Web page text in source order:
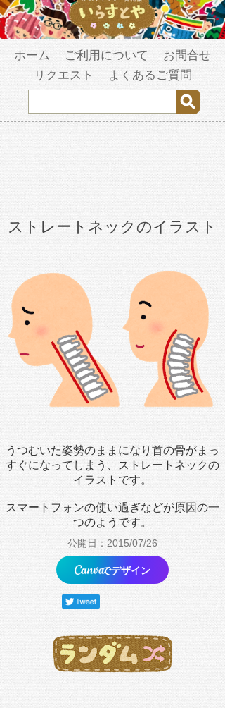
ホーム ご利用について
お問合せ
リクエスト
よくあるご質問
ストレートネックのイラスト
うつむいた姿勢のままになり首の骨がまっ
すぐになってしまう、ストレートネックの
イラストです。
スマートフォンの使い過ぎなどが原因の一
つのようです。
公開日：2015/07/26
でデザイン